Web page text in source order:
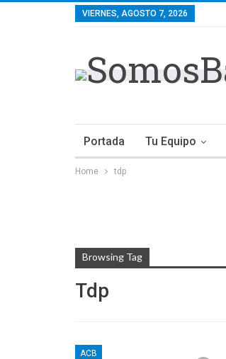
VIERNES, AGOSTO 7, 2026
Portada Tu Equipo
Home tdp
Browsing Tag
Tdp
ACB